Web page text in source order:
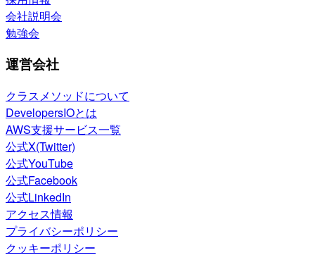
会社説明会
勉強会
運営会社
クラスメソッドについて
DevelopersIOとは
AWS支援サービス一覧
公式X(Twitter)
公式YouTube
公式Facebook
公式LinkedIn
アクセス情報
プライバシーポリシー
クッキーポリシー